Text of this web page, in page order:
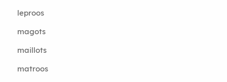
leproos
magots
maillots
matroos